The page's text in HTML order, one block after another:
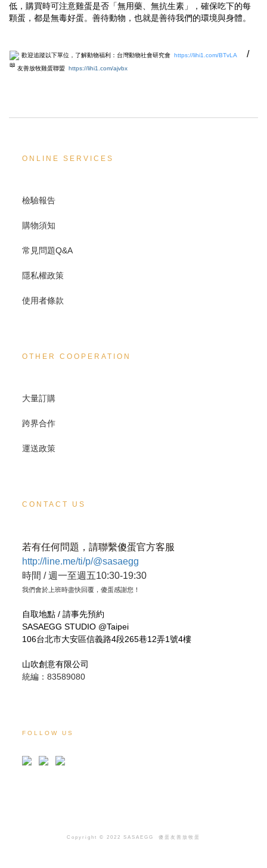
低，購買時可注意雞蛋是否「無用藥、無抗生素」，確保吃下的每
顆蛋，都是無毒好蛋。善待動物，也就是善待我們的環境與身體。
歡迎追蹤以下單位，了解動物福利： 台灣動物社會研究會​ https://lihi1.com/BTvLA​ /
友善放牧雞蛋聯盟 https://lihi1.com/ajvbx
ONLINE SERVICES
檢驗報告
購物須知
常見問題Q&A
隱私權政策
使用者條款
OTHER COOPERATION
大量訂購
跨界合作
運送政策
CONTACT US
若有任何問題，請聯繫傻蛋官方客服
http://line.me/ti/p/@sasaegg
時間 / 週一至週五10:30-19:30
我們會於上班時盡快回覆，傻蛋感謝您！
自取地點 / 請事先預約
SASAEGG STUDIO @Taipei
106台北市大安區信義路4段265巷12弄1號4樓
山吹創意有限公司
統編：83589080
FOLLOW US
Copyright © 2022 SASAEGG 傻蛋友善放牧蛋